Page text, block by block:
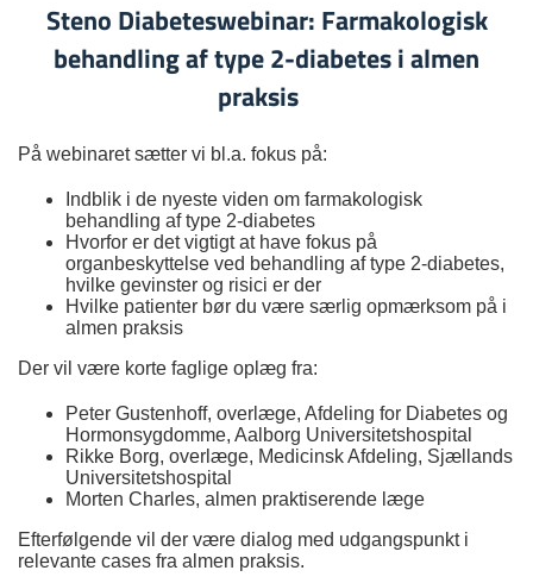
Steno Diabeteswebinar: Farmakologisk
behandling af type 2-diabetes i almen
praksis
På webinaret sætter vi bl.a. fokus på:
Indblik i de nyeste viden om farmakologisk
behandling af type 2-diabetes
Hvorfor er det vigtigt at have fokus på
organbeskyttelse ved behandling af type 2-diabetes,
hvilke gevinster og risici er der
Hvilke patienter bør du være særlig opmærksom på i
almen praksis
Der vil være korte faglige oplæg fra:
Peter Gustenhoff, overlæge, Afdeling for Diabetes og
Hormonsygdomme, Aalborg Universitetshospital
Rikke Borg, overlæge, Medicinsk Afdeling, Sjællands
Universitetshospital
Morten Charles, almen praktiserende læge
Efterfølgende vil der være dialog med udgangspunkt i
relevante cases fra almen praksis.